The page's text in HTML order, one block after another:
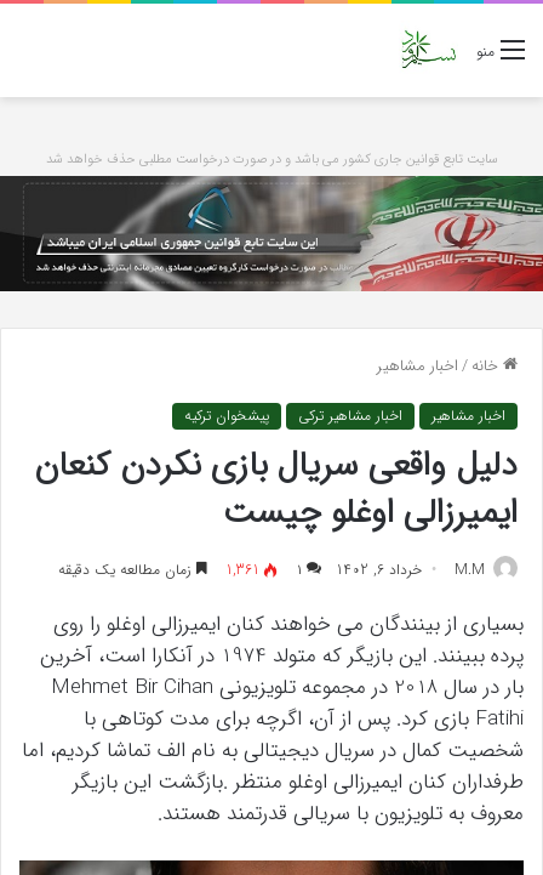
منو
سایت تابع قوانین جاری کشور می باشد و در صورت درخواست مطلبی حذف خواهد شد
خانه/اخبار مشاهیر
اخبار مشاهیر اخبار مشاهیر ترکی پیشخوان ترکیه
دلیل واقعی سریال بازی نکردن کنعان
ایمیرزالی اوغلو چیست
M.M خرداد 6, 1402 ۱ 1,361 زمان مطالعه یک دقیقه
بسیاری از بینندگان می خواهند کنان ایمیرزالی اوغلو را روی
پرده ببینند. این بازیگر که متولد 1974 در آنکارا است، آخرین
بار در سال 2018 در مجموعه تلویزیونی Mehmet Bir Cihan
Fatihi بازی کرد. پس از آن، اگرچه برای مدت کوتاهی با
شخصیت کمال در سریال دیجیتالی به نام الف تماشا کردیم، اما
طرفداران کنان ایمیرزالی اوغلو منتظر .بازگشت این بازیگر
معروف به تلویزیون با سریالی قدرتمند هستند.